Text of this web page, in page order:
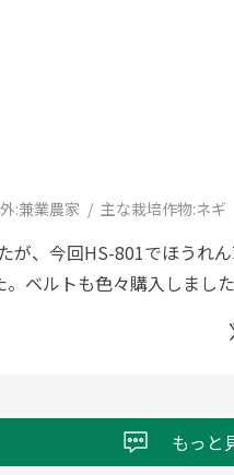
:兼業農家 主な栽培作物:ネギ
が、今回HS-801でほうれ
ベルトも色々購入しまし
もっと